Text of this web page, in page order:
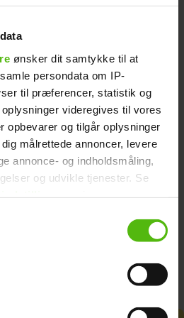
ønsker dit samtykke til at
persondata om IP-
til præferencer, statistik og
videregives til vores
opbevarer og tilgår oplysninger
målrettede annoncer, levere
annonce- og indholdsmåling,
og udvikle tjenester. Se
fra vores
ved at trykke på "Privacy
liv.
KENDTE